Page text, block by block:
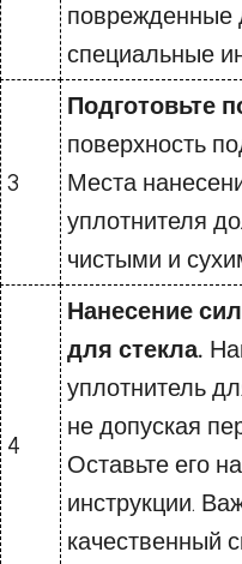
поврежденные
специальные
3
Подготовьте
поверхность
Места
уплотнителя
чистыми и
4
Нанесение
для стекла.
уплотнитель
не допуская
Оставьте его
инструкции.
качественный